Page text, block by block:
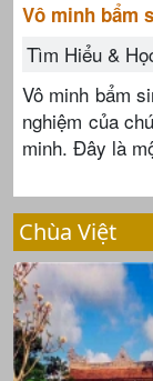
Vô minh bẩm
Tìm Hiểu &
Vô minh bẩm
nghiệm của
minh. Đây là
Chùa Việt